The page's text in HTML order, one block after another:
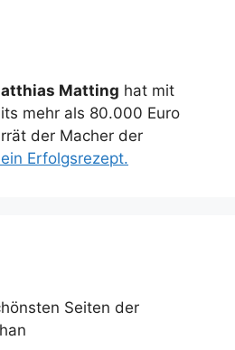
Matting hat mit
mehr als 80.000 Euro
der Macher der
Erfolgsrezept.
Seiten der